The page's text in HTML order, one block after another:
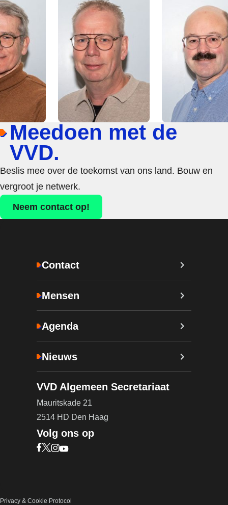
Meedoen met de
VVD.
Beslis mee over de toekomst van ons land. Bouw en
vergroot je netwerk.
Neem contact op!
Contact
Mensen
Agenda
Nieuws
VVD Algemeen Secretariaat
Mauritskade 21
2514 HD Den Haag
Volg ons op
Bezoek onze Facebook pagina (opent in nieuw
Bezoek onze X pagina (opent in nieuw tabblad)
Bezoek onze Instagram pagina (opent in
Bezoek onze YouTube pagina (opent in
Privacy & Cookie Protocol